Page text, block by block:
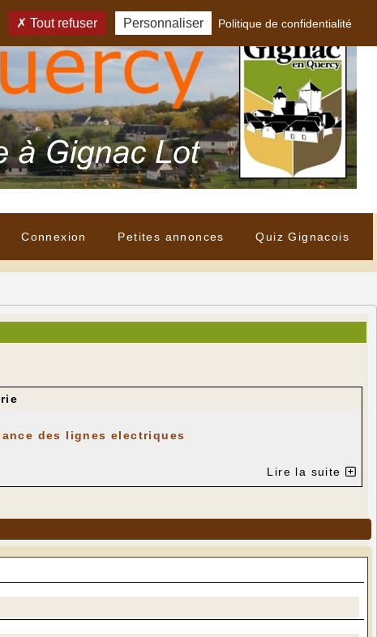
Connexion Petites annonces Quiz Gignacois
des lignes electriques
Lire la suite
Tout refuser Personnaliser Politique de confidentialité